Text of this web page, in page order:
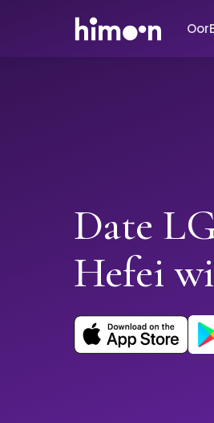
Oor
Date
Hefei